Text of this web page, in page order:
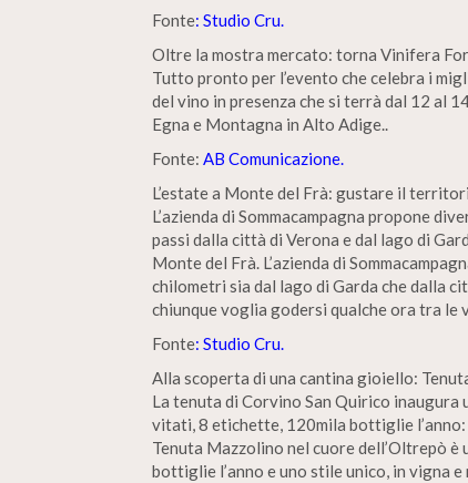
Fonte: Studio Cru.
Oltre la mostra mercato: torna Vinifera
Tutto pronto per l’evento che celebra i
del vino in presenza che si terrà dal 12 al
Egna e Montagna in Alto Adige..
Fonte: AB Comunicazione.
L’estate a Monte del Frà: gustare il
L’azienda di Sommacampagna propone
passi dalla città di Verona e dal lago di
Monte del Frà. L’azienda di
chilometri sia dal lago di Garda che dalla
chiunque voglia godersi qualche ora tra le
Fonte: Studio Cru.
Alla scoperta di una cantina gioiello:
La tenuta di Corvino San Quirico
vitati, 8 etichette, 120mila bottiglie l’anno:
Tenuta Mazzolino nel cuore dell’Oltrepò
bottiglie l’anno e uno stile unico, in vigna e